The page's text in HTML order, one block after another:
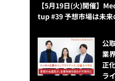
【5月19日(火)開催】
tup #39 予想市場は未来
公​​
業
正
ラ